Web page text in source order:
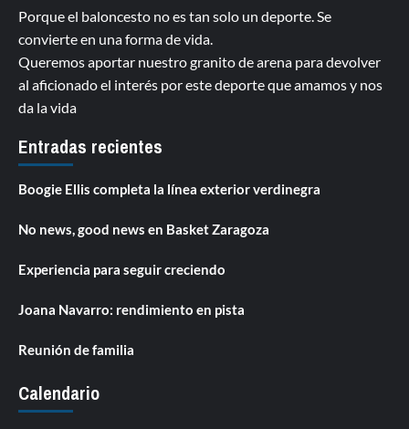
Porque el baloncesto no es tan solo un deporte. Se
convierte en una forma de vida.
Queremos aportar nuestro granito de arena para devolver
al aficionado el interés por este deporte que amamos y nos
da la vida
Entradas recientes
Boogie Ellis completa la línea exterior verdinegra
No news, good news en Basket Zaragoza
Experiencia para seguir creciendo
Joana Navarro: rendimiento en pista
Reunión de familia
Calendario